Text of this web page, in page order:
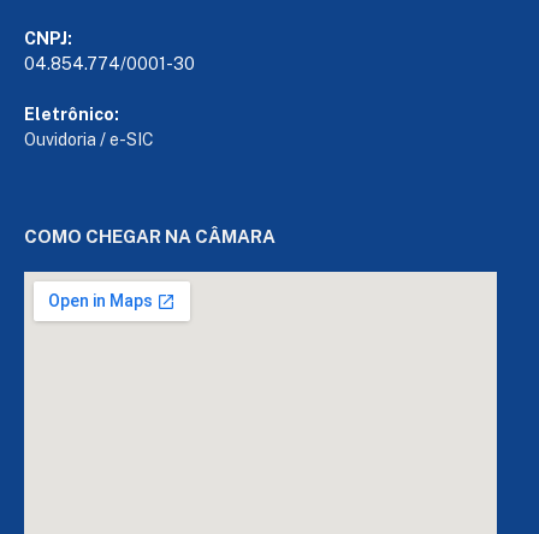
CNPJ:
04.854.774/0001-30
Eletrônico:
Ouvidoria /e-SIC
COMO CHEGAR NA CÂMARA